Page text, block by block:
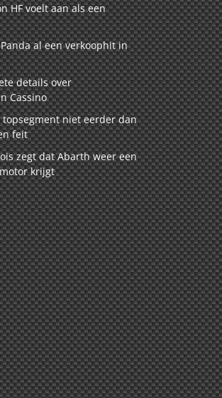
HF voelt aan als een
al een verkoophit in
details over
Cassino
topsegment niet eerder dan
feit
zegt dat Abarth weer een
krijgt